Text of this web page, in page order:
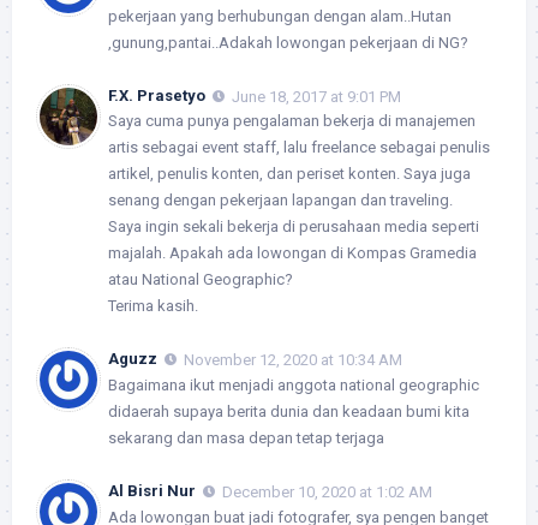
pekerjaan yang berhubungan dengan alam..Hutan
,gunung,pantai..Adakah lowongan pekerjaan di NG?
F.X. Prasetyo
June 18, 2017 at 9:01 PM
Saya cuma punya pengalaman bekerja di manajemen
artis sebagai event staff, lalu freelance sebagai penulis
artikel, penulis konten, dan periset konten. Saya juga
senang dengan pekerjaan lapangan dan traveling.
Saya ingin sekali bekerja di perusahaan media seperti
majalah. Apakah ada lowongan di Kompas Gramedia
atau National Geographic?
Terima kasih.
Aguzz
November 12, 2020 at 10:34 AM
Bagaimana ikut menjadi anggota national geographic
didaerah supaya berita dunia dan keadaan bumi kita
sekarang dan masa depan tetap terjaga
Al Bisri Nur
December 10, 2020 at 1:02 AM
Ada lowongan buat jadi fotografer, sya pengen banget